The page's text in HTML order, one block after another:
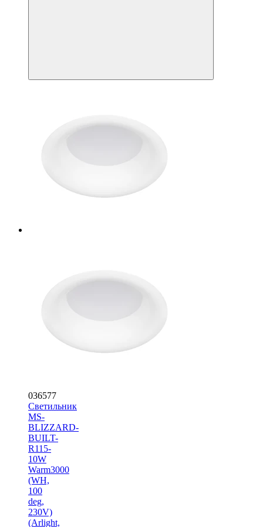
036577
Светильник
MS-
BLIZZARD-
BUILT-
R115-
10W
Warm3000
(WH,
100
deg,
230V)
(Arlight,